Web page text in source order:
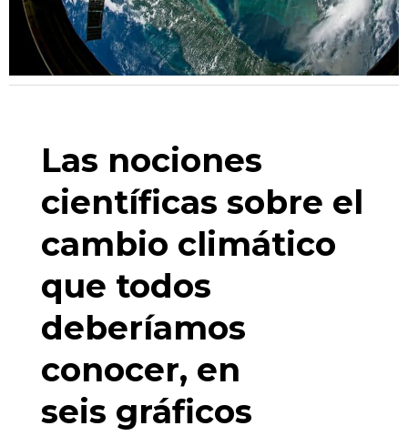
Las nociones
científicas sobre el
cambio climático
que todos
deberíamos
conocer, en
seis gráficos